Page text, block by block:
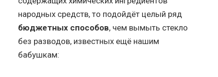
народных средств, то подойдёт целый ряд
бюджетных способов, чем вымыть стекло
без разводов, известных ещё нашим
бабушкам: